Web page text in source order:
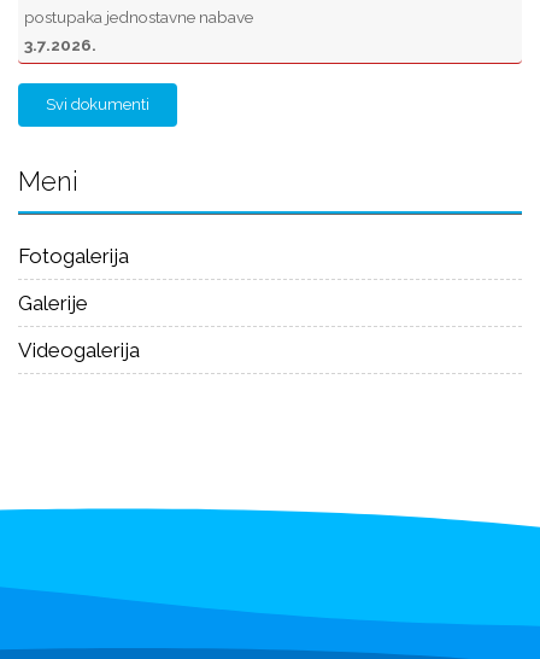
postupaka jednostavne nabave
3.7.2026.
Svi dokumenti
Meni
Fotogalerija
Galerije
Videogalerija